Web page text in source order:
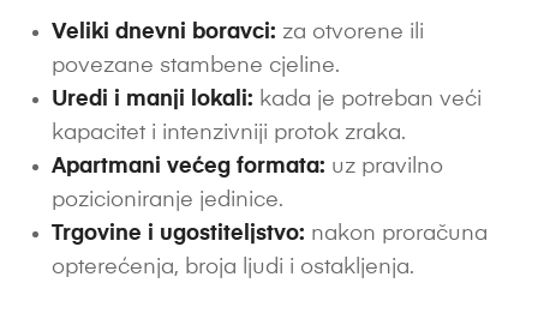
Veliki dnevni boravci: za otvorene ili
povezane stambene cjeline.
Uredi i manji lokali: kada je potreban veći
kapacitet i intenzivniji protok zraka.
Apartmani većeg formata: uz pravilno
pozicioniranje jedinice.
Trgovine i ugostiteljstvo: nakon proračuna
opterećenja, broja ljudi i ostakljenja.